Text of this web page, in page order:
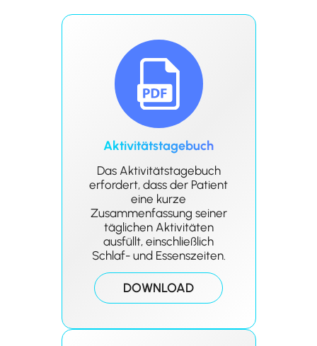
Aktivitätstagebuch
Das Aktivitätstagebuch
erfordert, dass der Patient
eine kurze
Zusammenfassung seiner
täglichen Aktivitäten
ausfüllt, einschließlich
Schlaf- und Essenszeiten.
DOWNLOAD